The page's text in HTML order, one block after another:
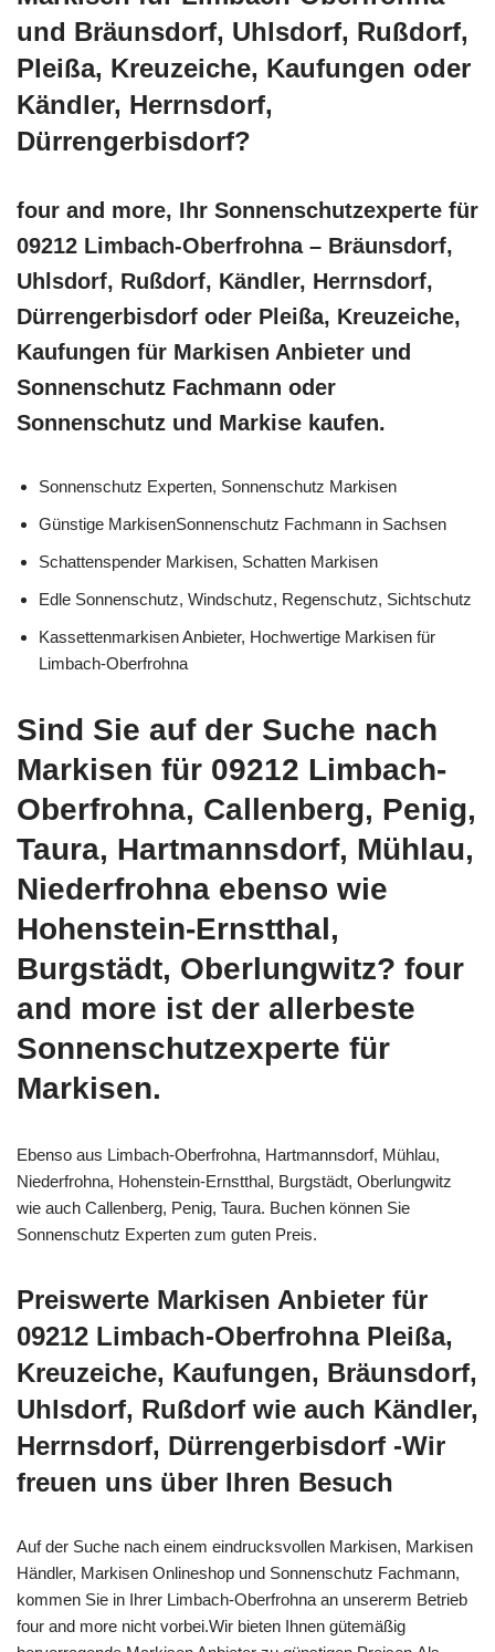
und Bräunsdorf, Uhlsdorf, Rußdorf,
Pleißa, Kreuzeiche, Kaufungen oder
Kändler, Herrnsdorf,
Dürrengerbisdorf?
four and more, Ihr Sonnenschutzexperte für
09212 Limbach-Oberfrohna – Bräunsdorf,
Uhlsdorf, Rußdorf, Kändler, Herrnsdorf,
Dürrengerbisdorf oder Pleißa, Kreuzeiche,
Kaufungen für Markisen Anbieter und
Sonnenschutz Fachmann oder
Sonnenschutz und Markise kaufen.
Sonnenschutz Experten, Sonnenschutz Markisen
Günstige MarkisenSonnenschutz Fachmann in Sachsen
Schattenspender Markisen, Schatten Markisen
Edle Sonnenschutz, Windschutz, Regenschutz, Sichtschutz
Kassettenmarkisen Anbieter, Hochwertige Markisen für
Limbach-Oberfrohna
Sind Sie auf der Suche nach
Markisen für 09212 Limbach-
Oberfrohna, Callenberg, Penig,
Taura, Hartmannsdorf, Mühlau,
Niederfrohna ebenso wie
Hohenstein-Ernstthal,
Burgstädt, Oberlungwitz? four
and more ist der allerbeste
Sonnenschutzexperte für
Markisen.
Ebenso aus Limbach-Oberfrohna, Hartmannsdorf, Mühlau,
Niederfrohna, Hohenstein-Ernstthal, Burgstädt, Oberlungwitz
wie auch Callenberg, Penig, Taura. Buchen können Sie
Sonnenschutz Experten zum guten Preis.
Preiswerte Markisen Anbieter für
09212 Limbach-Oberfrohna Pleißa,
Kreuzeiche, Kaufungen, Bräunsdorf,
Uhlsdorf, Rußdorf wie auch Kändler,
Herrnsdorf, Dürrengerbisdorf -Wir
freuen uns über Ihren Besuch
Auf der Suche nach einem eindrucksvollen Markisen, Markisen
Händler, Markisen Onlineshop und Sonnenschutz Fachmann,
kommen Sie in Ihrer Limbach-Oberfrohna an unsererm Betrieb
four and more nicht vorbei.Wir bieten Ihnen gütemäßig